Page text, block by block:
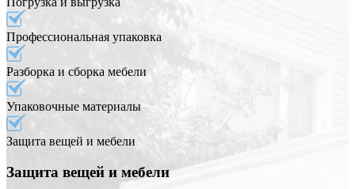
Профессиональная упаковка
Разборка и сборка мебели
Упаковочные материалы
Защита вещей и мебели
Защита вещей и мебели